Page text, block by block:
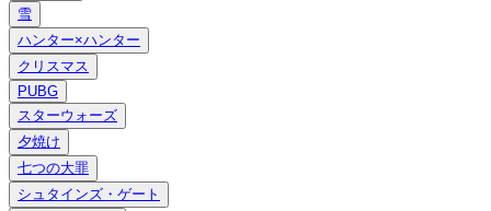
雪
ハンター×ハンター
クリスマス
PUBG
スターウォーズ
夕焼け
七つの大罪
シュタインズ・ゲート